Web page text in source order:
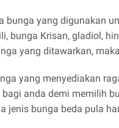
bunga yang digunakan
bunga Krisan, gladiol,
yang ditawarkan,
yang menyediakan
anda demi memilih
jenis bunga beda pula